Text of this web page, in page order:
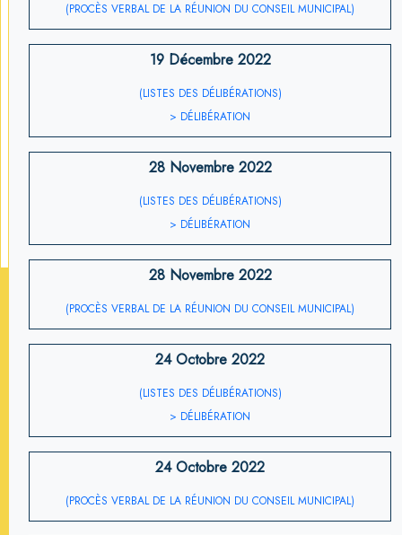
(PROCÈS VERBAL DE LA RÉUNION DU CONSEIL MUNICIPAL)
19 Décembre 2022
(LISTES DES DÉLIBÉRATIONS)
> DÉLIBÉRATION
28 Novembre 2022
(LISTES DES DÉLIBÉRATIONS)
> DÉLIBÉRATION
28 Novembre 2022
(PROCÈS VERBAL DE LA RÉUNION DU CONSEIL MUNICIPAL)
24 Octobre 2022
(LISTES DES DÉLIBÉRATIONS)
> DÉLIBÉRATION
24 Octobre 2022
(PROCÈS VERBAL DE LA RÉUNION DU CONSEIL MUNICIPAL)